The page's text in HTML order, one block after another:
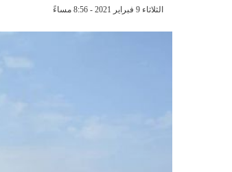
الثلاثاء 9 فبراير 2021 - 8:56 مساءً